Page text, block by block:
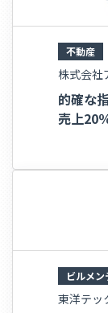
不動産
株式会社
的確な
売上20
ビルメン
東洋テッ